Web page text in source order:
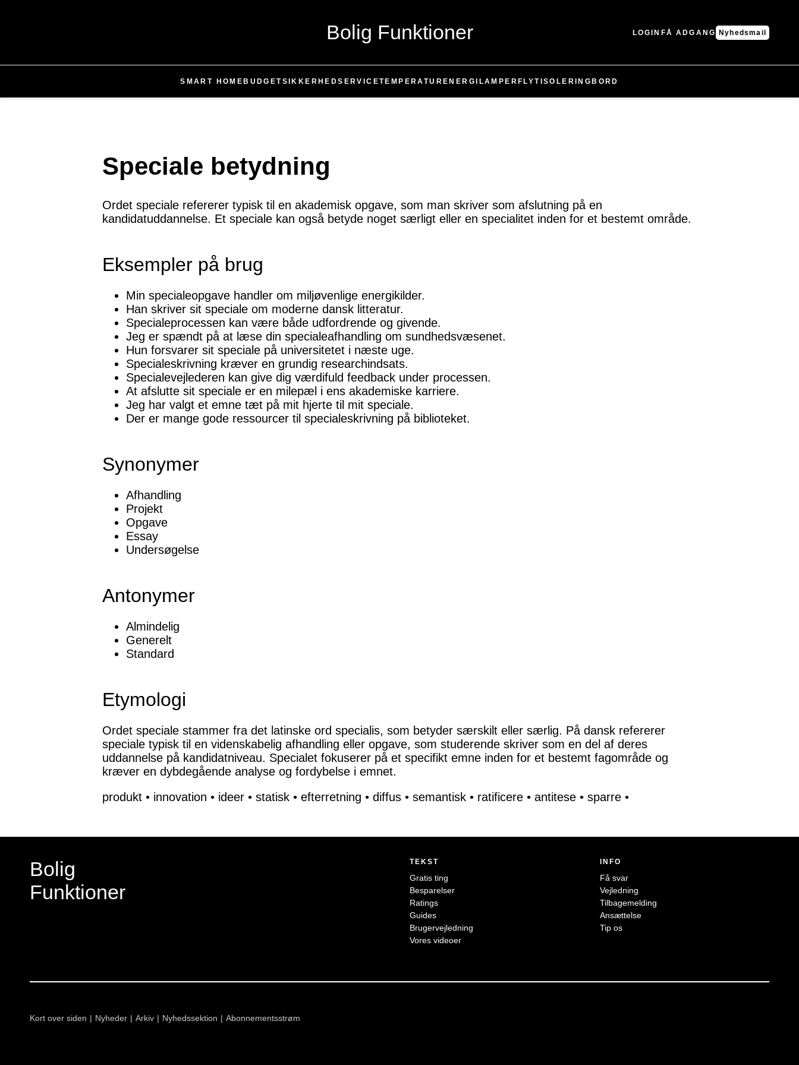
Bolig Funktioner LOGIN FÅ ADGANG Nyhedsmail
SMART HOME BUDGETSIKKERHEDSERVICETEMPERATUR ENERGI LAMPER FLYT ISOLERING BORD
Speciale betydning
Ordet speciale refererer typisk til en akademisk opgave, som man skriver som afslutning på en
kandidatuddannelse. Et speciale kan også betyde noget særligt eller en specialitet inden for et bestemt område.
Eksempler på brug
Min specialeopgave handler om miljøvenlige energikilder.
Han skriver sit speciale om moderne dansk litteratur.
Specialeprocessen kan være både udfordrende og givende.
Jeg er spændt på at læse din specialeafhandling om sundhedsvæsenet.
Hun forsvarer sit speciale på universitetet i næste uge.
Specialeskrivning kræver en grundig researchindsats.
Specialevejlederen kan give dig værdifuld feedback under processen.
At afslutte sit speciale er en milepæl i ens akademiske karriere.
Jeg har valgt et emne tæt på mit hjerte til mit speciale.
Der er mange gode ressourcer til specialeskrivning på biblioteket.
Synonymer
Afhandling
Projekt
Opgave
Essay
Undersøgelse
Antonymer
Almindelig
Generelt
Standard
Etymologi
Ordet speciale stammer fra det latinske ord specialis, som betyder særskilt eller særlig. På dansk refererer
speciale typisk til en videnskabelig afhandling eller opgave, som studerende skriver som en del af deres
uddannelse på kandidatniveau. Specialet fokuserer på et specifikt emne inden for et bestemt fagområde og
kræver en dybdegående analyse og fordybelse i emnet.
produkt • innovation • ideer • statisk • efterretning • diffus • semantisk • ratificere • antitese • sparre •
Bolig
Funktioner
TEKST
Gratis ting
Besparelser
Ratings
Guides
Brugervejledning
Vores videoer
INFO
Få svar
Vejledning
Tilbagemelding
Ansættelse
Tip os
Kort over siden Nyheder Arkiv Nyhedssektion Abonnementsstrøm